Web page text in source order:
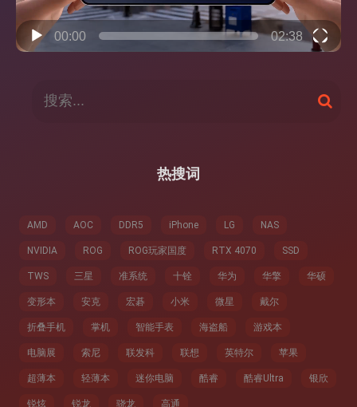
00:00 02:38
搜
索
热搜词
AMD AOC DDR5 iPhone LG NAS
NVIDIA ROG ROG玩家国度 RTX 4070 SSD
TWS 三星 准系统 十铨 华为 华擎 华硕
变形本 安克 宏碁 小米 微星 戴尔
折叠手机 掌机 智能手表 海盗船 游戏本
电脑展 索尼 联发科 联想 英特尔 苹果
超薄本 轻薄本 迷你电脑 酷睿 酷睿Ultra 银欣
锐炫 锐龙 骁龙 高通